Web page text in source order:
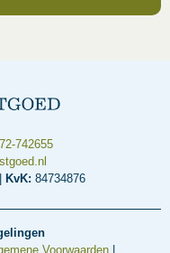
742655
KvK: 84734876
Voorwaarden